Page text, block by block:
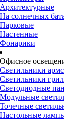
Архитектурные
На солнечных
Парковые
Настенные
Фонарики
Офисное
Светильники
Светильники
Светодиодные
Модульные
Точечные
Настольные